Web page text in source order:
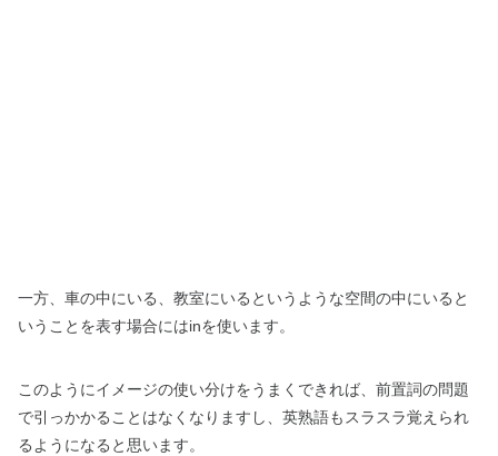
一方、車の中にいる、教室にいるというような空間の中にいると
いうことを表す場合にはinを使います。
このようにイメージの使い分けをうまくできれば、前置詞の問題
で引っかかることはなくなりますし、英熟語もスラスラ覚えられ
るようになると思います。